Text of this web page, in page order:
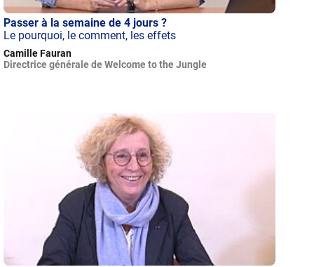
Passer à la semaine de 4 jours ?
Le pourquoi, le comment, les effets
Camille Fauran
Directrice générale de Welcome to the Jungle